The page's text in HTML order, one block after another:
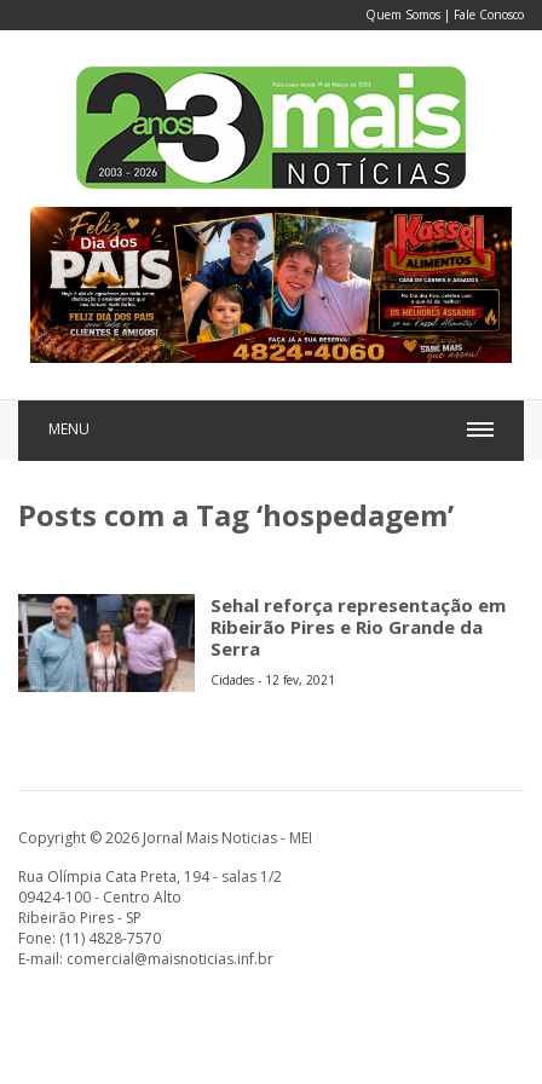
Quem Somos | Fale Conosco
MENU
Posts com a Tag ‘hospedagem’
Sehal reforça representação em
Ribeirão Pires e Rio Grande da
Serra
Cidades - 12 fev, 2021
Copyright © 2026 Jornal Mais Noticias - MEI
Rua Olímpia Cata Preta, 194 - salas 1/2
09424-100 - Centro Alto
Ribeirão Pires - SP
Fone: (11) 4828-7570
E-mail: comercial@maisnoticias.inf.br